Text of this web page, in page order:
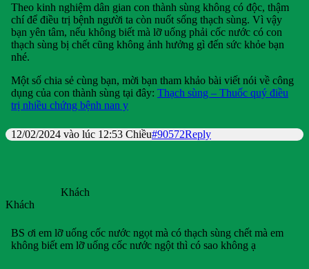
Theo kinh nghiệm dân gian con thành sùng không có độc, thậm
chí để điều trị bệnh người ta còn nuốt sống thạch sùng. Vì vậy
bạn yên tâm, nếu không biết mà lỡ uống phải cốc nước có con
thạch sùng bị chết cũng không ảnh hưởng gì đến sức khỏe bạn
nhé.
Một số chia sẻ cùng bạn, mời bạn tham khảo bài viết nói về công
dụng của con thành sùng tại đây: Thạch sùng – Thuốc quý điều
trị nhiều chứng bệnh nan y
12/02/2024 vào lúc 12:53 Chiều#90572Reply
Khách
Khách
BS ơi em lỡ uống cốc nước ngọt mà có thạch sùng chết mà em
không biết em lỡ uống cốc nước ngột thì có sao không ạ